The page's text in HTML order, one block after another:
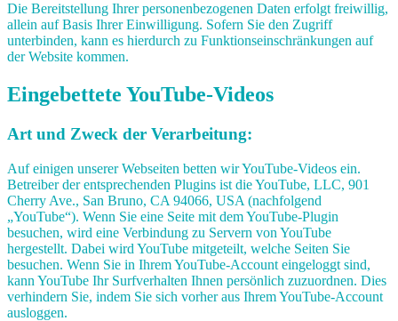
Die Bereitstellung Ihrer personenbezogenen Daten erfolgt freiwillig,
allein auf Basis Ihrer Einwilligung. Sofern Sie den Zugriff
unterbinden, kann es hierdurch zu Funktionseinschränkungen auf
der Website kommen.
Eingebettete YouTube-Videos
Art und Zweck der Verarbeitung:
Auf einigen unserer Webseiten betten wir YouTube-Videos ein.
Betreiber der entsprechenden Plugins ist die YouTube, LLC, 901
Cherry Ave., San Bruno, CA 94066, USA (nachfolgend
„YouTube“). Wenn Sie eine Seite mit dem YouTube-Plugin
besuchen, wird eine Verbindung zu Servern von YouTube
hergestellt. Dabei wird YouTube mitgeteilt, welche Seiten Sie
besuchen. Wenn Sie in Ihrem YouTube-Account eingeloggt sind,
kann YouTube Ihr Surfverhalten Ihnen persönlich zuzuordnen. Dies
verhindern Sie, indem Sie sich vorher aus Ihrem YouTube-Account
ausloggen.